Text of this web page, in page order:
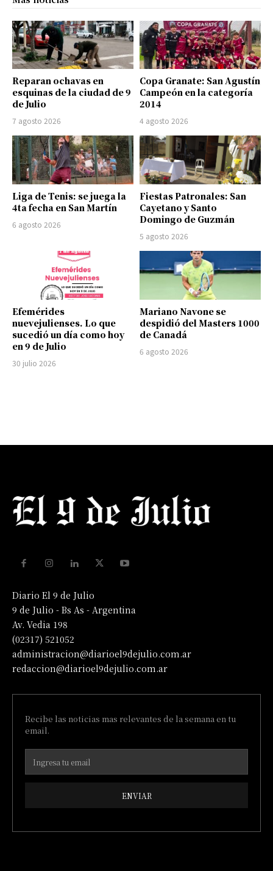
Reparan ochavas en
esquinas de la ciudad de 9
de Julio
7 agosto 2026
Copa Granate: San Agustín
Campeón en la categoría
2014
4 agosto 2026
Liga de Tenis: se juega la
4ta fecha en San Martín
6 agosto 2026
Fiestas Patronales: San
Cayetano y Santo
Domingo de Guzmán
5 agosto 2026
Efemérides
nuevejulienses. Lo que
sucedió un día como hoy
en 9 de Julio
30 julio 2026
Mariano Navone se
despidió del Masters 1000
de Canadá
6 agosto 2026
Diario El 9 de Julio
9 de Julio - Bs As - Argentina
Av. Vedia 198
(02317) 521052
administracion@diarioel9dejulio.com.ar
redaccion@diarioel9dejulio.com.ar
Recibe las noticias mas relevantes de la semana en tu
email.
ENVIAR